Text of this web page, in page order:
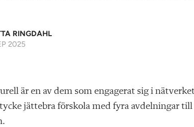
RINGDAHL
2025
är en av dem som engagerat sig i
jättebra förskola med fyra avdelningar